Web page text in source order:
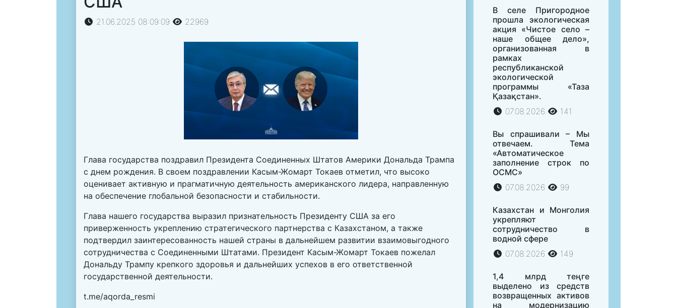
21.06.2025 08:09:09 22969
Глава государства поздравил Президента Соединенных Штатов Америки Дональда Трампа
с днем рождения. В своем поздравлении Касым-Жомарт Токаев отметил, что высоко
оценивает активную и прагматичную деятельность американского лидера, направленную
на обеспечение глобальной безопасности и стабильности.
Глава нашего государства выразил признательность Президенту США за его
приверженность укреплению стратегического партнерства с Казахстаном, а также
подтвердил заинтересованность нашей страны в дальнейшем развитии взаимовыгодного
сотрудничества с Соединенными Штатами. Президент Касым-Жомарт Токаев пожелал
Дональду Трампу крепкого здоровья и дальнейших успехов в его ответственной
государственной деятельности.
t.me/aqorda_resmi
В селе Пригородное
прошла экологическая
акция «Чистое село –
наше общее дело»,
организованная в
рамках
республиканской
экологической
программы «Таза
Қазақстан».
07.08.2026
141
Вы спрашивали – Мы
отвечаем. Тема
«Автоматическое
заполнение строк по
ОСМС»
07.08.2026
99
Казахстан и Монголия
укрепляют
сотрудничество в
водной сфере
07.08.2026
149
1,4 млрд теңге
выделено из средств
возвращенных активов
на модернизацию